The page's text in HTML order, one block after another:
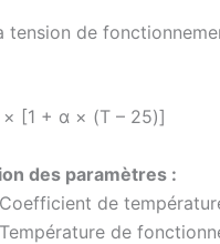
tension de
× [1 + α × (T – 25)]
des paramètres :
de
de